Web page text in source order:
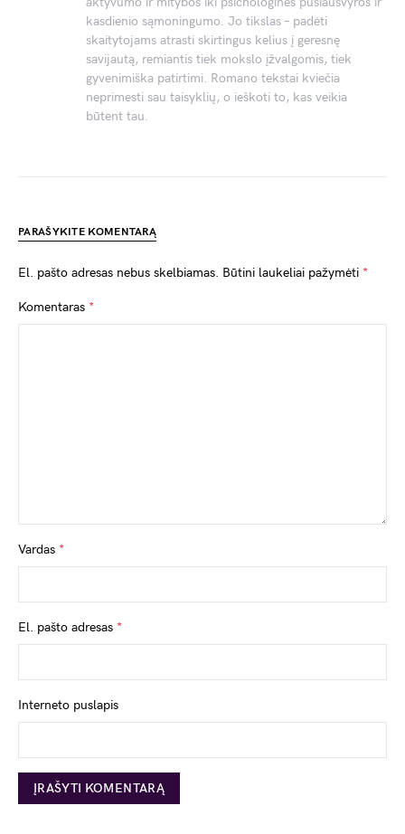
kasdienio sąmoningumo. Jo tikslas – padėti
skaitytojams atrasti skirtingus kelius į geresnę
savijautą, remiantis tiek mokslo įžvalgomis, tiek
gyvenimiška patirtimi. Romano tekstai kviečia
neprimesti sau taisyklių, o ieškoti to, kas veikia
būtent tau.
PARAŠYKITE KOMENTARĄ
El. pašto adresas nebus skelbiamas. Būtini laukeliai pažymėti *
Komentaras *
Vardas *
El. pašto adresas *
Interneto puslapis